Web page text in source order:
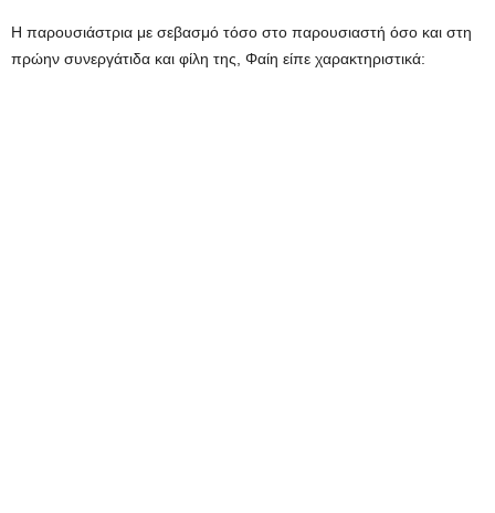
Η παρουσιάστρια με σεβασμό τόσο στο παρουσιαστή όσο και στη
πρώην συνεργάτιδα και φίλη της, Φαίη είπε χαρακτηριστικά: